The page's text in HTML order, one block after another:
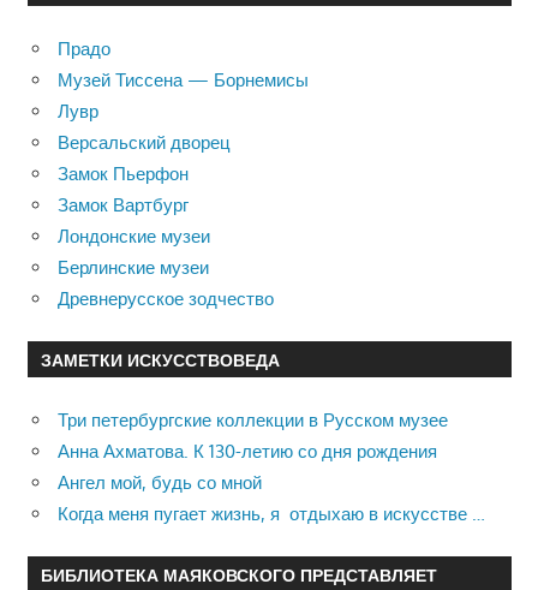
Прадо
Музей Тиссена — Борнемисы
Лувр
Версальский дворец
Замок Пьерфон
Замок Вартбург
Лондонские музеи
Берлинские музеи
Древнерусское зодчество
ЗАМЕТКИ ИСКУССТВОВЕДА
Три петербургские коллекции в Русском музее
Анна Ахматова. К 130-летию со дня рождения
Ангел мой, будь со мной
Когда меня пугает жизнь, я отдыхаю в искусстве …
БИБЛИОТЕКА МАЯКОВСКОГО ПРЕДСТАВЛЯЕТ